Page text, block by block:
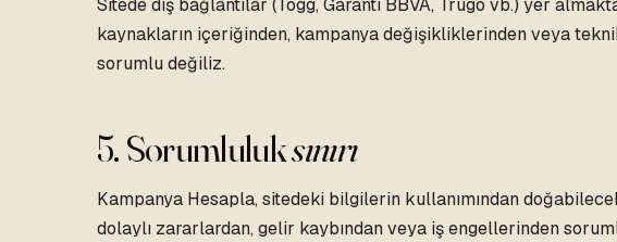
Sitede dış bağlantılar (Togg, Garanti BBVA, Trugo vb.) yer
kaynakların içeriğinden, kampanya değişikliklerinden veya
sorumlu değiliz.
5. Sorumluluksınırı
Kampanya Hesapla, sitedeki bilgilerin kullanımından
dolaylı zararlardan, gelir kaybından veya iş engellerinden